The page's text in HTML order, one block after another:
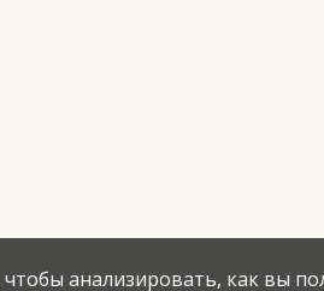
анализировать, как вы